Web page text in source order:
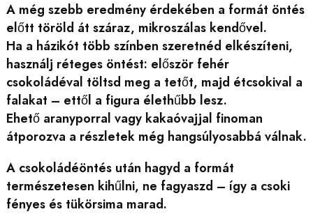
A még szebb eredmény érdekében a formát öntés
előtt töröld át száraz, mikroszálas kendővel.
Ha a házikót több színben szeretnéd elkészíteni,
használj réteges öntést: először fehér
csokoládéval töltsd meg a tetőt, majd étcsokival a
falakat – ettől a figura élethűbb lesz.
Ehető aranyporral vagy kakaóvajjal finoman
átporozva a részletek még hangsúlyosabbá válnak.
A csokoládéöntés után hagyd a formát
természetesen kihűlni, ne fagyaszd – így a csoki
fényes és tükörsima marad.